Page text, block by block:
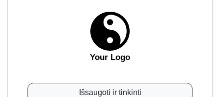
Your Logo
Išsaugoti ir tinkinti